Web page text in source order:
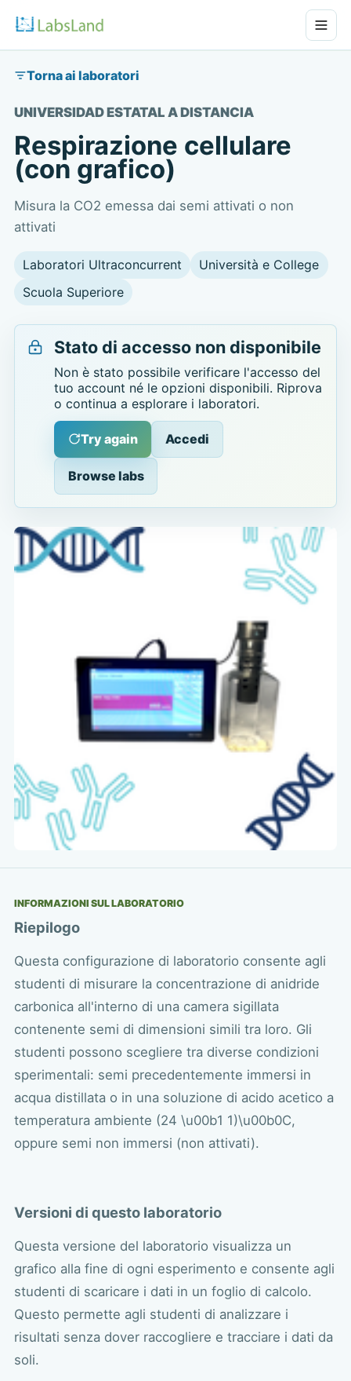
Torna ai laboratori
UNIVERSIDAD ESTATAL A DISTANCIA
Respirazione cellulare
(con grafico)
Misura la CO2 emessa dai semi attivati o non
attivati
Laboratori Ultraconcurrent
Università e College
Scuola Superiore
Stato di accesso non disponibile
Non è stato possibile verificare l'accesso del
tuo account né le opzioni disponibili. Riprova
o continua a esplorare i laboratori.
Try again Accedi
Browse labs
INFORMAZIONI SUL LABORATORIO
Riepilogo
Questa configurazione di laboratorio consente agli
studenti di misurare la concentrazione di anidride
carbonica all'interno di una camera sigillata
contenente semi di dimensioni simili tra loro. Gli
studenti possono scegliere tra diverse condizioni
sperimentali: semi precedentemente immersi in
acqua distillata o in una soluzione di acido acetico a
temperatura ambiente (24 \u00b1 1)\u00b0C,
oppure semi non immersi (non attivati).
Versioni di questo laboratorio
Questa versione del laboratorio visualizza un
grafico alla fine di ogni esperimento e consente agli
studenti di scaricare i dati in un foglio di calcolo.
Questo permette agli studenti di analizzare i
risultati senza dover raccogliere e tracciare i dati da
soli.